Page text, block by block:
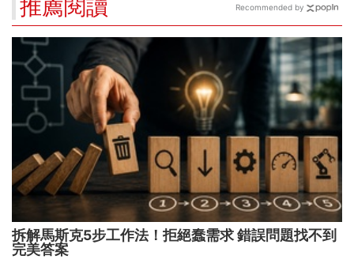
推薦閱讀
拆解馬斯克5步工作法！拒絕蠢需求 錯誤問題找不到
完美答案
Recommended by